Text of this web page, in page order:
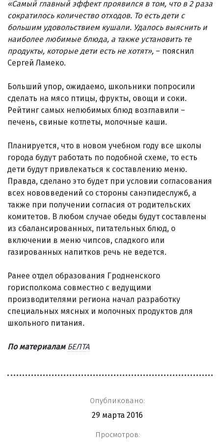
«Самый главный эффект проявился в том, что в 2 раза
сократилось количество отходов. То есть дети с
большим удовольствием кушали. Удалось выяснить и
наиболее любимые блюда, а также установить те
продукты, которые дети есть не хотят», – пояснил
Сергей Ламеко.
Больший упор, ожидаемо, школьники попросили
сделать на мясо птицы, фрукты, овощи и соки.
Рейтинг самых нелюбимых блюд возглавили –
печень, свиные котлеты, молочные каши.
Планируется, что в новом учебном году все школы
города будут работать по подобной схеме, то есть
дети будут привлекаться к составлению меню.
Правда, сделано это будет при условии согласования
всех нововведений со стороны санэпидеслужб, а
также при получении согласия от родительских
комитетов. В любом случае обеды будут составлены
из сбалансированных, питательных блюд, о
включении в меню чипсов, сладкого или
газированных напитков речь не ведется.
Ранее отдел образования Гродненского
горисполкома совместно с ведущими
производителями региона начал разработку
специальных мясных и молочных продуктов для
школьного питания.
По материалам БЕЛТА
Опубликовано:
29 марта 2016
Просмотров: